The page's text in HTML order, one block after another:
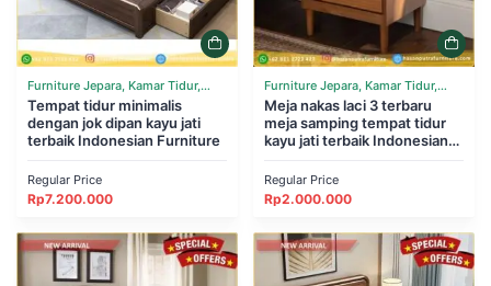
Furniture Jepara, Kamar Tidur,
Tempat Tidur
Tempat tidur minimalis
dengan jok dipan kayu jati
terbaik Indonesian Furniture
Regular Price
Rp7.200.000
Furniture Jepara, Kamar Tidur,
Tempat Tidur
Meja nakas laci 3 terbaru
meja samping tempat tidur
kayu jati terbaik Indonesian
Regular Price
Rp2.000.000